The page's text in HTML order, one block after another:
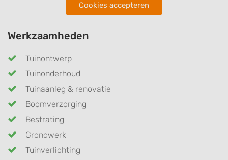
Cookies accepteren
Werkzaamheden
Tuinontwerp
Tuinonderhoud
Tuinaanleg & renovatie
Boomverzorging
Bestrating
Grondwerk
Tuinverlichting